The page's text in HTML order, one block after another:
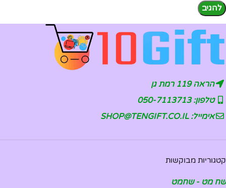
הראה 119 רמת גן
טלפון: 050-7113713
אימייל: SHOP@TENGIFT.CO.IL
קטגוריות מבוקשות
שח מט - שחמט